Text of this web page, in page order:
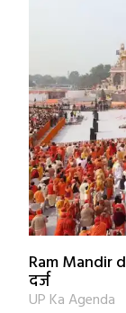
Ram Mandir
दर्ज
UP Ka Agenda